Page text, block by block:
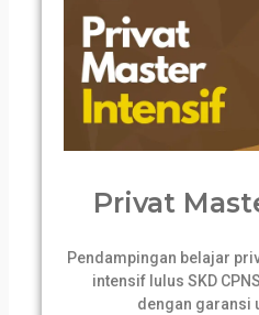
Privat
Pendampingan belajar
intensif lulus SKD
dengan garansi